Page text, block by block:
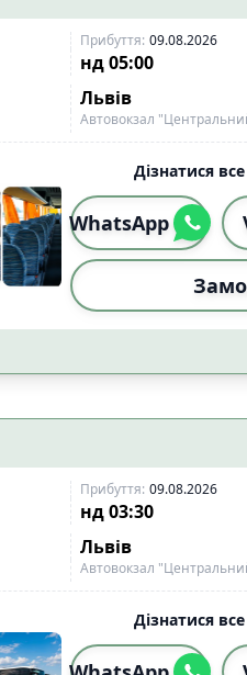
Прибуття: 09.08.2026
нд 05:00
Львів
Автовокзал
Дізнатися
WhatsApp
Прибуття: 09.08.2026
нд 03:30
Львів
Автовокзал
Дізнатися